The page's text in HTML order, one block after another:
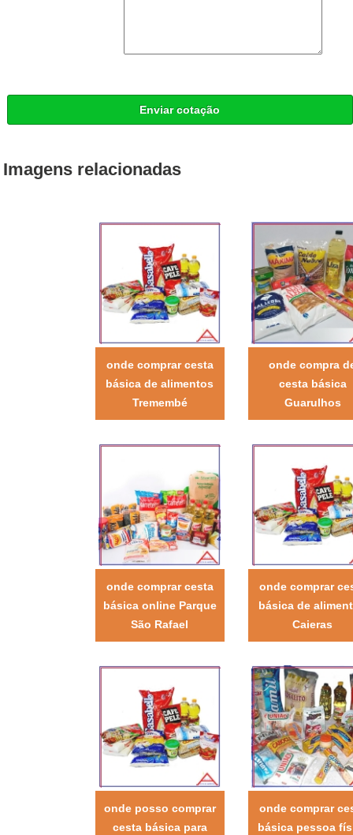
Enviar cotação
Imagens relacionadas
onde comprar cesta
básica de alimentos
Tremembé
onde compra
cesta básica
Guarulhos
onde comprar cesta
básica online Parque
São Rafael
onde comprar
básica de
Caieras
onde posso comprar
cesta básica para
onde comprar
básica pessoa